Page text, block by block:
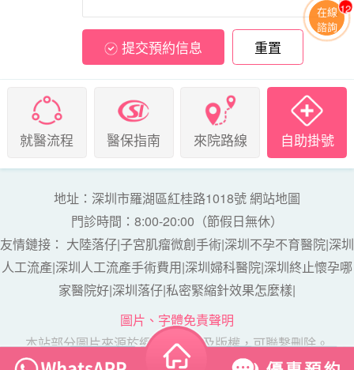
提交預約信息 重置
就醫流程 醫保指南 來院路線 自助掛號
地址：深圳市羅湖區紅桂路1018號網站地圖
門診時間：8:00-20:00（節假日無休）
友情鏈接： 大陸落仔|子宮肌瘤微創手術|深圳不孕不育醫院|深圳
人工流產|深圳人工流產手術費用|深圳婦科醫院|深圳終止懷孕哪
家醫院好|深圳落仔|私密緊縮針效果怎麼樣|
圖片、字體免責聲明
本站部分圖片來源於網絡，如涉及版權，可聯繫刪除。
在線
諮詢
12